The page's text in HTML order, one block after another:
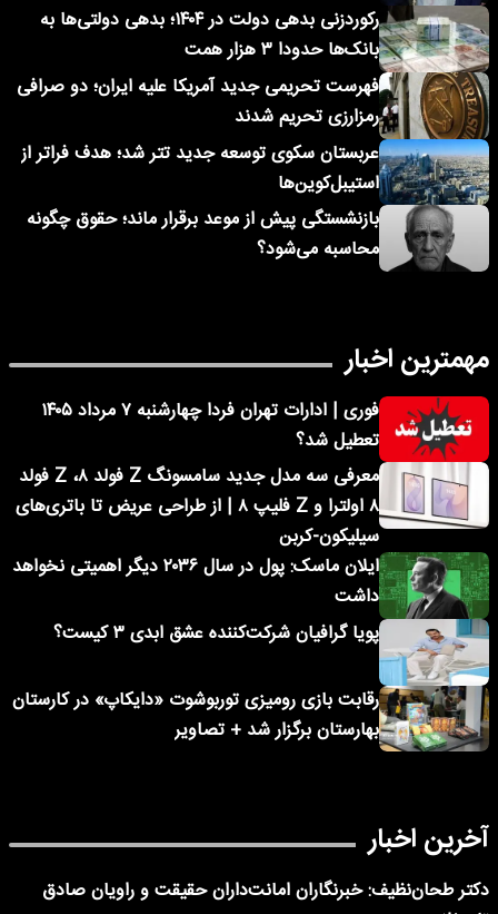
رکوردزنی بدهی دولت در ۱۴۰۴؛ بدهی دولتی‌ها به
بانک‌ها حدودا ۳ هزار همت
فهرست تحریمی جدید آمریکا علیه ایران؛ دو صرافی
رمزارزی تحریم شدند
عربستان سکوی توسعه جدید تتر شد؛ هدف فراتر از
استیبل‌کوین‌ها
بازنشستگی پیش از موعد برقرار ماند؛ حقوق چگونه
محاسبه می‌شود؟
مهمترین اخبار
فوری | ادارات تهران فردا چهارشنبه ۷ مرداد ۱۴۰۵
تعطیل شد؟
معرفی سه مدل جدید سامسونگ Z فولد ۸، Z فولد
۸ اولترا و Z فلیپ ۸ | از طراحی عریض تا باتری‌های
سیلیکون-کربن
ایلان ماسک: پول در سال ۲۰۳۶ دیگر اهمیتی نخواهد
داشت
پویا گرافیان شرکت‌کننده عشق ابدی ۳ کیست؟
رقابت بازی رومیزی توربوشوت «دایکاپ» در کارستان
بهارستان برگزار شد + تصاویر
آخرین اخبار
دکتر طحان‌نظیف: خبرنگاران امانت‌داران حقیقت و راویان صادق